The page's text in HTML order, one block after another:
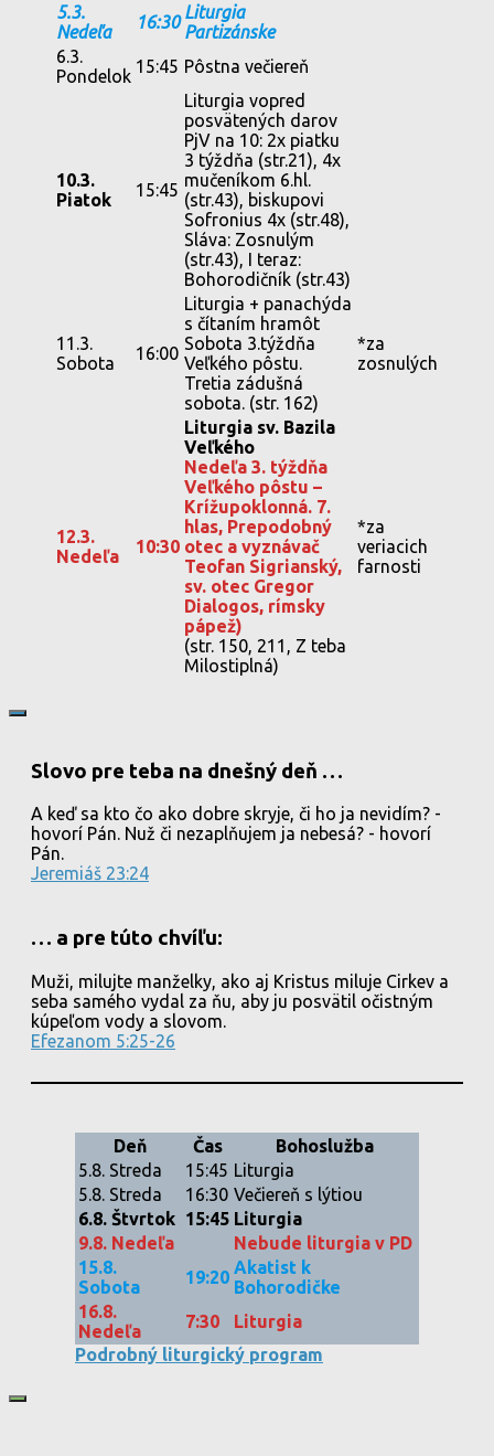
5.3.
Nedeľa
16:30 Liturgia
Partizánske
6.3.
Pondelok 15:45 Pôstna večiereň
10.3.
Piatok
15:45
Liturgia vopred
posvätených darov
PjV na 10: 2x piatku
3 týždňa (str.21), 4x
mučeníkom 6.hl.
(str.43), biskupovi
Sofronius 4x (str.48),
Sláva: Zosnulým
(str.43), I teraz:
Bohorodičník (str.43)
11.3.
Sobota
16:00
Liturgia + panachýda
s čítaním hramôt
Sobota 3.týždňa
Veľkého pôstu.
Tretia zádušná
sobota. (str. 162)
*za
zosnulých
12.3.
Nedeľa
10:30
Liturgia sv. Bazila
Veľkého
Nedeľa 3. týždňa
Veľkého pôstu –
Krížupoklonná. 7.
hlas, Prepodobný
otec a vyznávač
Teofan Sigrianský,
sv. otec Gregor
Dialogos, rímsky
pápež)
(str. 150, 211, Z teba
Milostiplná)
*za
veriacich
farnosti
Slovo pre teba na dnešný deň …
A keď sa kto čo ako dobre skryje, či ho ja nevidím? -
hovorí Pán. Nuž či nezaplňujem ja nebesá? - hovorí
Pán.
Jeremiáš 23:24
… a pre túto chvíľu:
Muži, milujte manželky, ako aj Kristus miluje Cirkev a
seba samého vydal za ňu, aby ju posvätil očistným
kúpeľom vody a slovom.
Efezanom 5:25-26
Deň Čas
Bohoslužba
5.8. Streda
15:45 Liturgia
5.8. Streda
16:30 Večiereň s lýtiou
6.8. Štvrtok 15:45 Liturgia
9.8. Nedeľa
Nebude liturgia v PD
15.8.
Sobota
19:20 Akatist k
Bohorodičke
16.8.
Nedeľa
7:30
Liturgia
Podrobný liturgický program